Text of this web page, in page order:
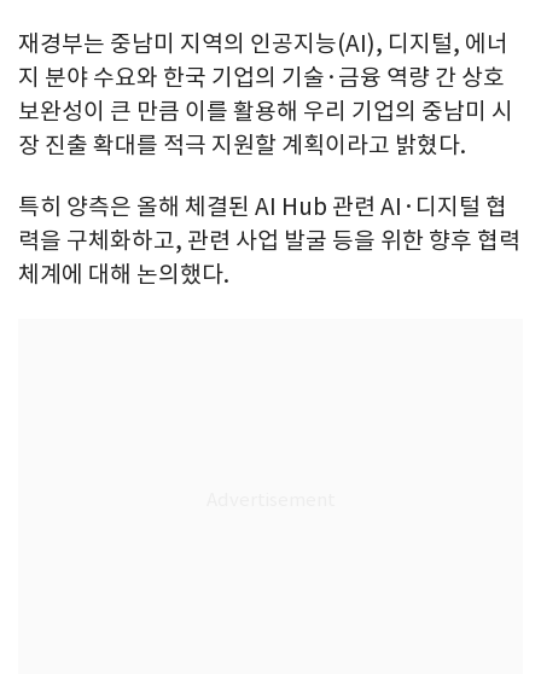
재경부는 중남미 지역의 인공지능(AI), 디지털, 에너
지 분야 수요와 한국 기업의 기술·금융 역량 간 상호
보완성이 큰 만큼 이를 활용해 우리 기업의 중남미 시
장 진출 확대를 적극 지원할 계획이라고 밝혔다.
특히 양측은 올해 체결된 AI Hub 관련 AI·디지털 협
력을 구체화하고, 관련 사업 발굴 등을 위한 향후 협력
체계에 대해 논의했다.